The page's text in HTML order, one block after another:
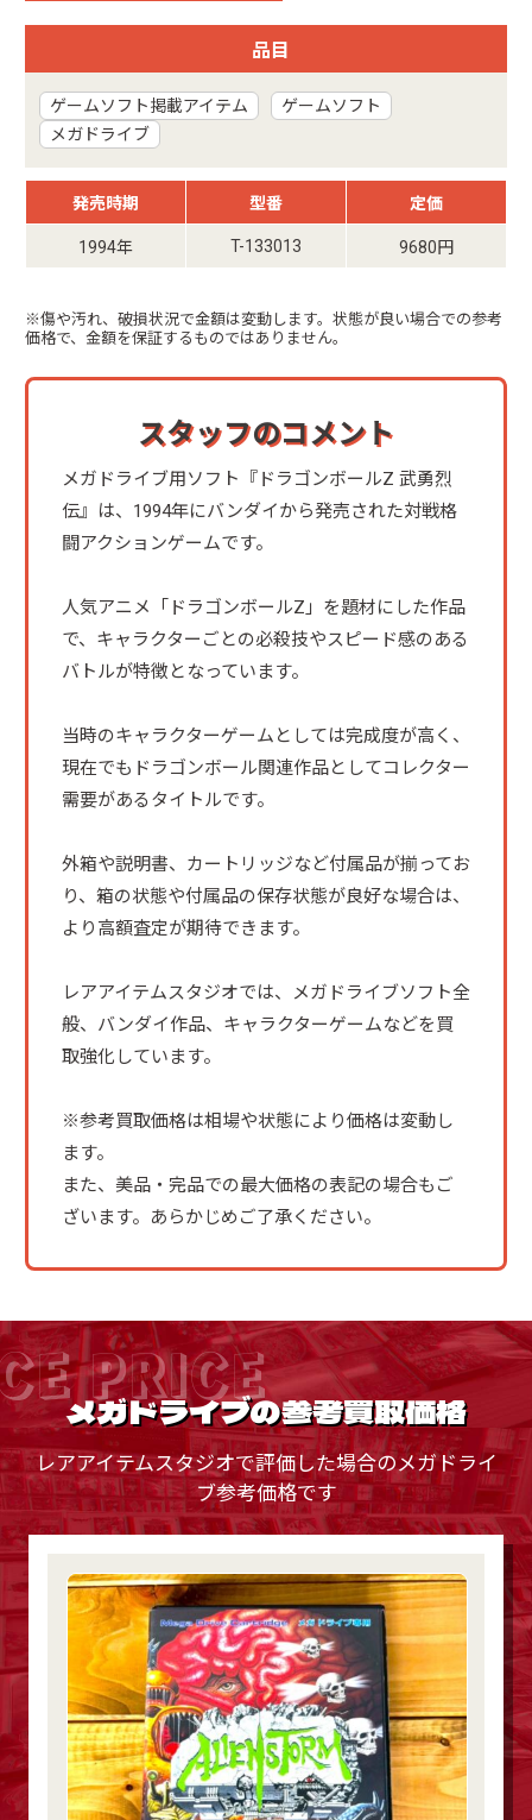
品目
ゲームソフト掲載アイテム
ゲームソフト
メガドライブ
発売時期 型番 定価
1994年 T-133013 9680円
※傷や汚れ、破損状況で金額は変動します。状態が良い場合での参考
価格で、金額を保証するものではありません。
スタッフのコメント
メガドライブ用ソフト『ドラゴンボールZ 武勇烈
伝』は、1994年にバンダイから発売された対戦格
闘アクションゲームです。
人気アニメ「ドラゴンボールZ」を題材にした作品
で、キャラクターごとの必殺技やスピード感のある
バトルが特徴となっています。
当時のキャラクターゲームとしては完成度が高く、
現在でもドラゴンボール関連作品としてコレクター
需要があるタイトルです。
外箱や説明書、カートリッジなど付属品が揃ってお
り、箱の状態や付属品の保存状態が良好な場合は、
より高額査定が期待できます。
レアアイテムスタジオでは、メガドライブソフト全
般、バンダイ作品、キャラクターゲームなどを買
取強化しています。
※参考買取価格は相場や状態により価格は変動し
ます。
また、美品・完品での最大価格の表記の場合もご
ざいます。あらかじめご了承ください。
PRICE
メガドライブの参考買取価格
レアアイテムスタジオで評価した場合のメガドライ
ブ参考価格です